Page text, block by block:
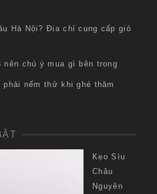
Hà Nội? Địa chỉ cung cấp giỏ
nên chú ý mua gì bên trong
phải nếm thử khi ghé thăm
Kẹo Sìu
Châu
Nguyên